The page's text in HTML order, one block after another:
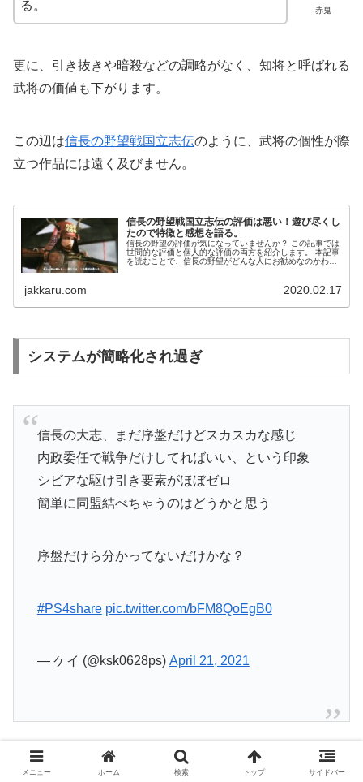
赤鬼
る。
更に、引き抜きや暗殺などの調略がなく、知将と呼ばれる
武将の価値も下がります。
この辺は信長の野望戦国立志伝のように、武将の個性が際
立つ作品には遠く及びません。
信長の野望戦国立志伝の評価は悪い！遊び尽くし
たので特徴と感想を語る。
信長の野望の評価が気になっていませんか？ この記事では
世間的な評価と個人的な評価の両方を紹介します。 本記事
を読むことで、信長の野望がどんな人にお勧めなのかわか
jakkaru.com 2020.02.17
システムが簡略化され過ぎ
信長の大志、まだ序盤だけどスカスカな感じ
内政委任で戦争だけしてればいい、という印象
シビアな駆け引き要素がほぼゼロ
簡単に同盟結べちゃうのはどうかと思う
序盤だけら分かってないだけかな？
#PS4share pic.twitter.com/bFM8QoEgB0
— ケイ (@ksk0628ps) April 21, 2021
上記ツイートが芯をついています。
メニュー ホーム 検索 トップ サイドバー